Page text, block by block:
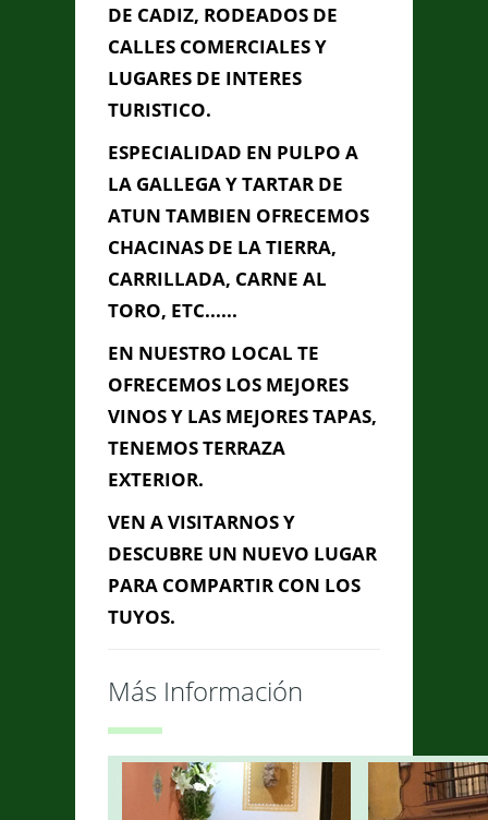
DE CADIZ, RODEADOS DE
CALLES COMERCIALES Y
LUGARES DE INTERES
TURISTICO.
ESPECIALIDAD EN PULPO A
LA GALLEGA Y TARTAR DE
ATUN TAMBIEN OFRECEMOS
CHACINAS DE LA TIERRA,
CARRILLADA, CARNE AL
TORO, ETC......
EN NUESTRO LOCAL TE
OFRECEMOS LOS MEJORES
VINOS Y LAS MEJORES TAPAS,
TENEMOS TERRAZA
EXTERIOR.
VEN A VISITARNOS Y
DESCUBRE UN NUEVO LUGAR
PARA COMPARTIR CON LOS
TUYOS.
Más Información
Información de
Contacto
C/ Obispo Jose Maria Ramces
con calle San Martin (BARRIO DEL
POPULO) CADIZ, Cádiz, Cádiz
edithpiaf2011@hotmail.es
Contacta con Nosotros